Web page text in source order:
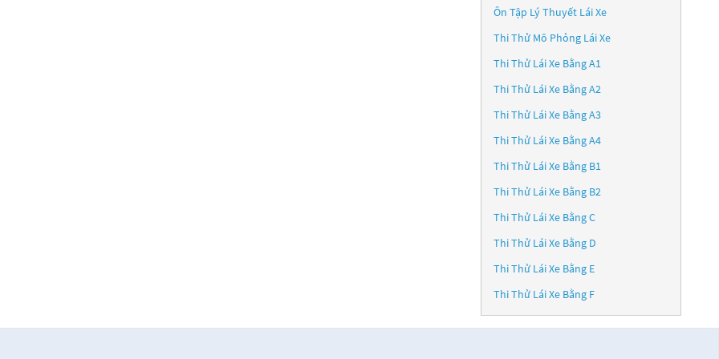
Ôn Tập Lý Thuyết Lái Xe
Thi Thử Mô Phỏng Lái Xe
Thi Thử Lái Xe Bằng A1
Thi Thử Lái Xe Bằng A2
Thi Thử Lái Xe Bằng A3
Thi Thử Lái Xe Bằng A4
Thi Thử Lái Xe Bằng B1
Thi Thử Lái Xe Bằng B2
Thi Thử Lái Xe Bằng C
Thi Thử Lái Xe Bằng D
Thi Thử Lái Xe Bằng E
Thi Thử Lái Xe Bằng F